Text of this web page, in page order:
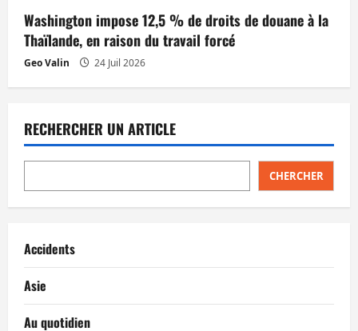
Washington impose 12,5 % de droits de douane à la
Thaïlande, en raison du travail forcé
Geo Valin 24 Juil 2026
RECHERCHER UN ARTICLE
CHERCHER
Accidents
Asie
Au quotidien